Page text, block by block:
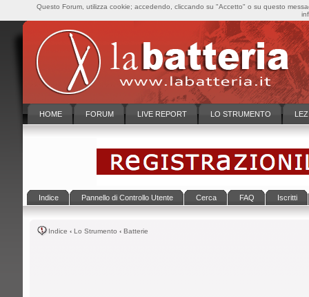
HOME FORUM LIVE REPORT LO STRUMENTO
Indice Pannello di Controllo Utente Cerca FAQ Iscritti
Indice ‹ Lo Strumento ‹ Batterie
Questo Forum, utilizza cookie; accedendo, cliccando su "Accetto" o su questo